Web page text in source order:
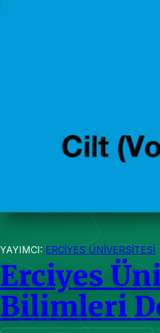
YAYIMCI: ERCİYES ÜNİVERSİTESİ
Erciyes
Bilimleri